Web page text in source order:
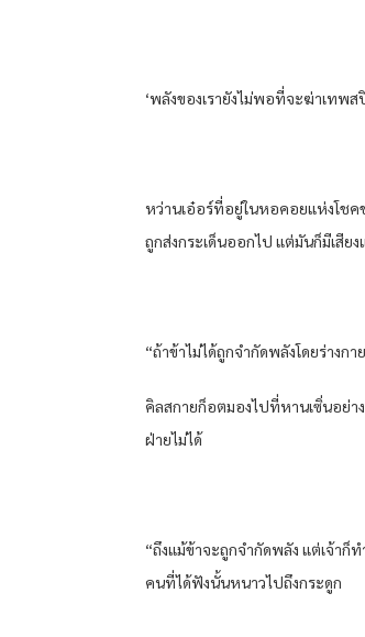
‘พลังของเรายังไม่พอที่จะฆ่าเทพ
หว่านเอ๋อร์ที่อยู่ในหอคอยแห่งโชค
ถูกส่งกระเด็นออกไป แต่มันก็มีเสี
“ถ้าข้าไม่ได้ถูกจำกัดพลังโดยร่างก
คิลสกายก็อตมองไปที่หานเซิ่นอย่า
ฝ่ายไม่ได้
“ถึงแม้ข้าจะถูกจำกัดพลัง แต่เจ้าก็
คนที่ได้ฟังนั้นหนาวไปถึงกระดูก